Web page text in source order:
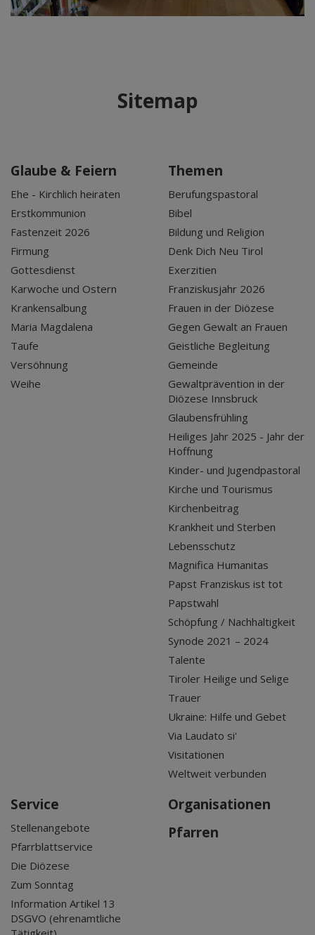
Sitemap
Glaube & Feiern
Ehe - Kirchlich heiraten
Erstkommunion
Fastenzeit 2026
Firmung
Gottesdienst
Karwoche und Ostern
Krankensalbung
Maria Magdalena
Taufe
Versöhnung
Weihe
Themen
Berufungspastoral
Bibel
Bildung und Religion
Denk Dich Neu Tirol
Exerzitien
Franziskusjahr 2026
Frauen in der Diözese
Gegen Gewalt an Frauen
Geistliche Begleitung
Gemeinde
Gewaltprävention in der
Diözese Innsbruck
Glaubensfrühling
Heiliges Jahr 2025 - Jahr der
Hoffnung
Kinder- und Jugendpastoral
Kirche und Tourismus
Kirchenbeitrag
Krankheit und Sterben
Lebensschutz
Magnifica Humanitas
Papst Franziskus ist tot
Papstwahl
Schöpfung / Nachhaltigkeit
Synode 2021 – 2024
Talente
Tiroler Heilige und Selige
Trauer
Ukraine: Hilfe und Gebet
Via Laudato si'
Visitationen
Weltweit verbunden
Service
Stellenangebote
Pfarrblattservice
Die Diözese
Zum Sonntag
Information Artikel 13
DSGVO (ehrenamtliche
Organisationen
Pfarren